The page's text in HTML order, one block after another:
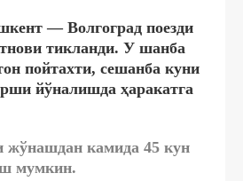
— Волгоград поезди
тикланди. У шанба
пойтахти, сешанба куни
йўналишда ҳаракатга
жўнашдан камида 45 кун
мумкин.